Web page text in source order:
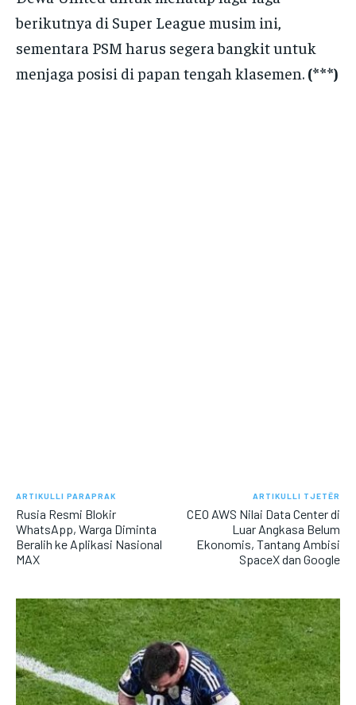
berikutnya di Super League musim ini,
sementara PSM harus segera bangkit untuk
menjaga posisi di papan tengah klasemen. (***)
ARTIKULLI PARAPRAK
Rusia Resmi Blokir
WhatsApp, Warga Diminta
Beralih ke Aplikasi Nasional
MAX
ARTIKULLI TJETËR
CEO AWS Nilai Data Center di
Luar Angkasa Belum
Ekonomis, Tantang Ambisi
SpaceX dan Google